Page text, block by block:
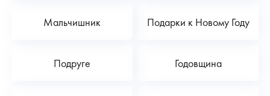
Мальчишник Подарки к Новому Году
Подруге Годовщина